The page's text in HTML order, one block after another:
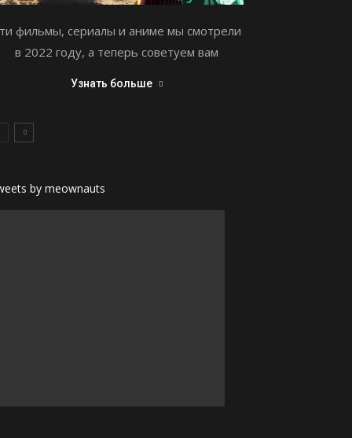
фильмы, сериалы и аниме мы смотрели
в 2022 году, а теперь советуем вам
Узнать больше
by meownauts